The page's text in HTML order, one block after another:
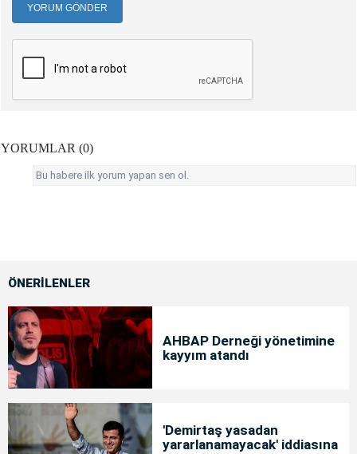
YORUM GÖNDER
YORUMLAR (0)
Bu habere ilk yorum yapan sen ol.
ÖNERİLENLER
AHBAP Derneği yönetimine
kayyım atandı
'Demirtaş yasadan
yararlanamayacak' iddiasına